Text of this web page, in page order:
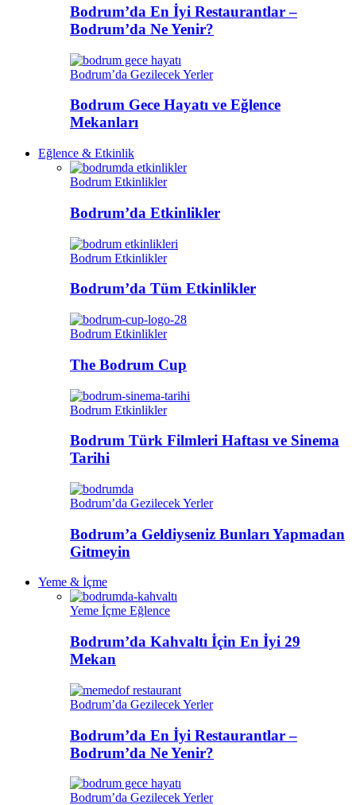
Bodrum’da En İyi Restaurantlar –
Bodrum’da Ne Yenir?
Bodrum’da Gezilecek Yerler
Bodrum Gece Hayatı ve Eğlence
Mekanları
Eğlence & Etkinlik
Bodrum Etkinlikler
Bodrum’da Etkinlikler
Bodrum Etkinlikler
Bodrum’da Tüm Etkinlikler
Bodrum Etkinlikler
The Bodrum Cup
Bodrum Etkinlikler
Bodrum Türk Filmleri Haftası ve Sinema
Tarihi
Bodrum’da Gezilecek Yerler
Bodrum’a Geldiyseniz Bunları Yapmadan
Gitmeyin
Yeme & İçme
Yeme İçme Eğlence
Bodrum’da Kahvaltı İçin En İyi 29
Mekan
Bodrum’da Gezilecek Yerler
Bodrum’da En İyi Restaurantlar –
Bodrum’da Ne Yenir?
Bodrum’da Gezilecek Yerler